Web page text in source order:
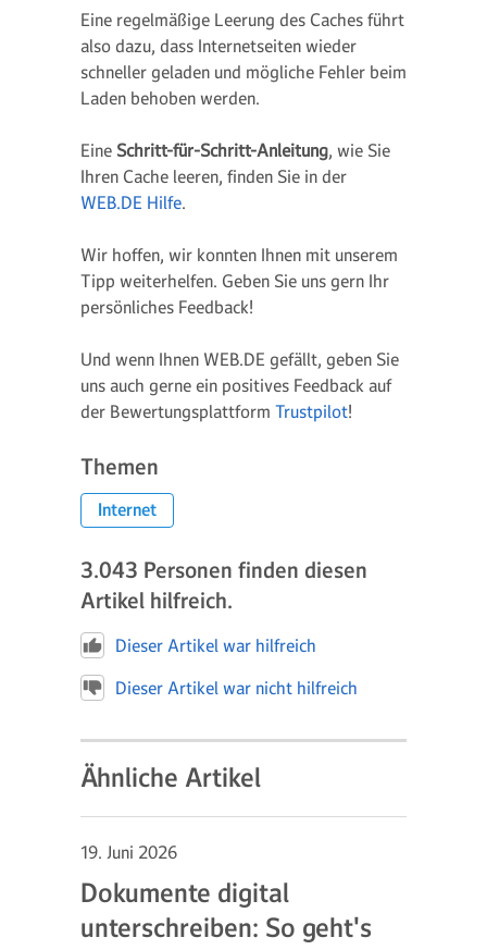
Eine regelmäßige Leerung des Caches führt
also dazu, dass Internetseiten wieder
schneller geladen und mögliche Fehler beim
Laden behoben werden.
Eine Schritt-für-Schritt-Anleitung, wie Sie
Ihren Cache leeren, finden Sie in der
WEB.DE Hilfe.
Wir hoffen, wir konnten Ihnen mit unserem
Tipp weiterhelfen. Geben Sie uns gern Ihr
persönliches Feedback!
Und wenn Ihnen WEB.DE gefällt, geben Sie
uns auch gerne ein positives Feedback auf
der Bewertungsplattform Trustpilot!
Themen
Internet
3.043 Personen finden diesen
Artikel hilfreich.
Dieser Artikel war hilfreich
Dieser Artikel war nicht hilfreich
Ähnliche Artikel
19. Juni 2026
Dokumente digital
unterschreiben: So geht's